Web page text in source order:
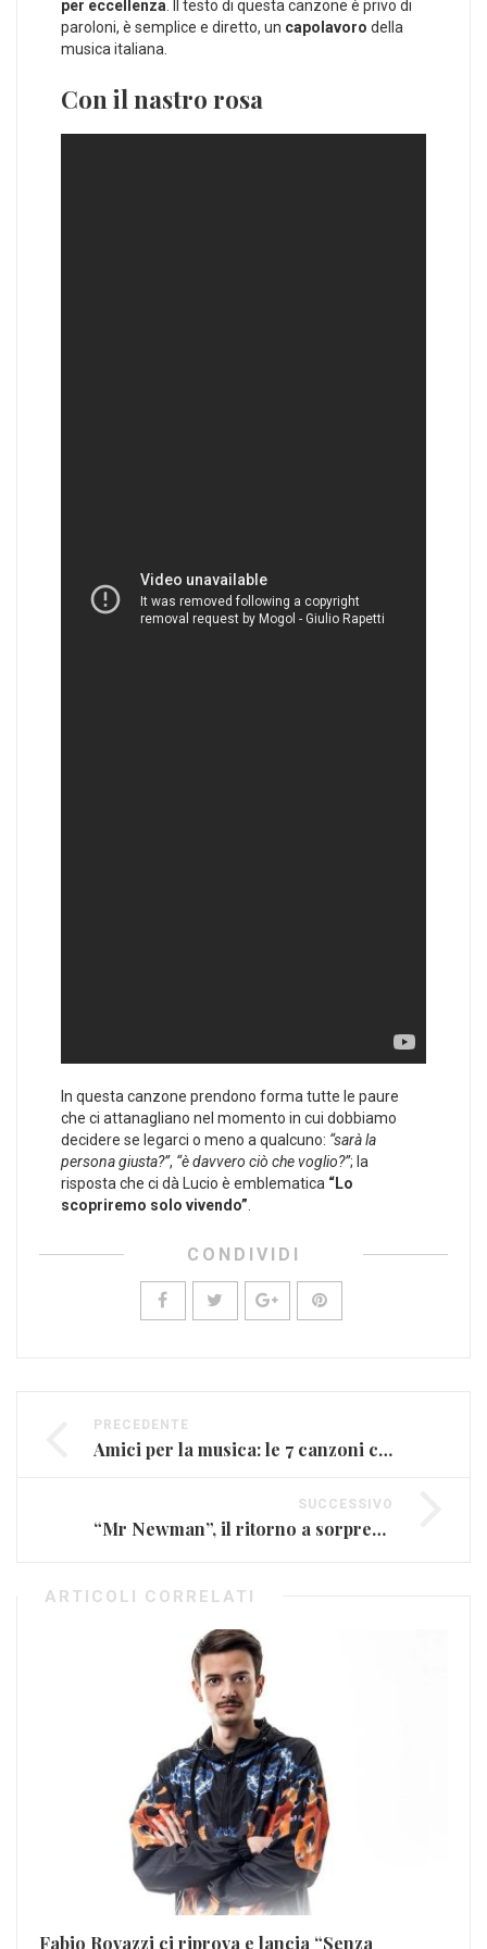
per eccellenza. Il testo di questa canzone è privo di
paroloni, è semplice e diretto, un capolavoro della
musica italiana.
Con il nastro rosa
In questa canzone prendono forma tutte le paure
che ci attanagliano nel momento in cui dobbiamo
decidere se legarci o meno a qualcuno: “sarà la
persona giusta?”, “è davvero ciò che voglio?”; la
risposta che ci dà Lucio è emblematica “Lo
scopriremo solo vivendo”.
CONDIVIDI
PRECEDENTE
Amici per la musica: le 7 canzoni che ci legano!
SUCCESSIVO
“Mr Newman”, il ritorno a sorpresa degli Scisma
ARTICOLI CORRELATI
Fabio Rovazzi ci riprova e lancia “Senza